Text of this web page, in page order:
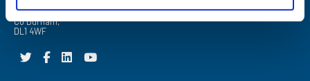
Darlington,
Co Durham,
DL1 4WF